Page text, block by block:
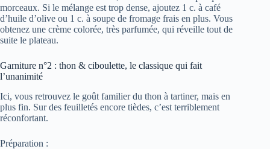
morceaux. Si le mélange est trop dense, ajoutez 1 c. à café
d’huile d’olive ou 1 c. à soupe de fromage frais en plus. Vous
obtenez une crème colorée, très parfumée, qui réveille tout de
suite le plateau.
Garniture n°2 : thon & ciboulette, le classique qui fait
l’unanimité
Ici, vous retrouvez le goût familier du thon à tartiner, mais en
plus fin. Sur des feuilletés encore tièdes, c’est terriblement
réconfortant.
Préparation :